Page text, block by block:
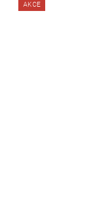
AKCE